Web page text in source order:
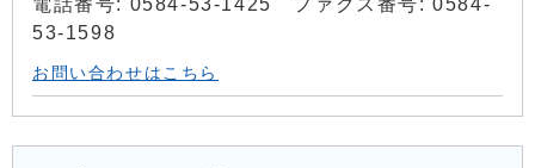
53-1598
お問い合わせはこちら